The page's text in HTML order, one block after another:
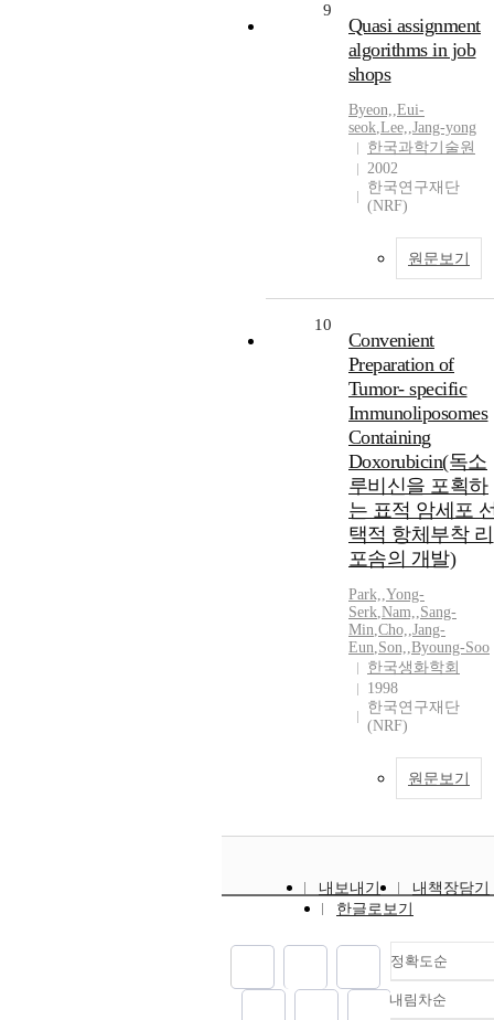
9
Quasi assignment
algorithms in job
shops
Byeon,,Eui-
seok,Lee,,Jang-yong
한국과학기술원
2002
한국연구재단
(NRF)
원문보기
10
Convenient
Preparation of
Tumor- specific
Immunoliposomes
Containing
Doxorubicin(독소
루비신을 포획하
는 표적 암세포
택적 항체부착 리
포솜의 개발)
Park,,Yong-
Serk,Nam,,Sang-
Min,Cho,,Jang-
Eun,Son,,Byoung-Soo
한국생화학회
1998
한국연구재단
(NRF)
원문보기
내보내기
내책장담기
한글로보기
정확도순
정확도
내림차순